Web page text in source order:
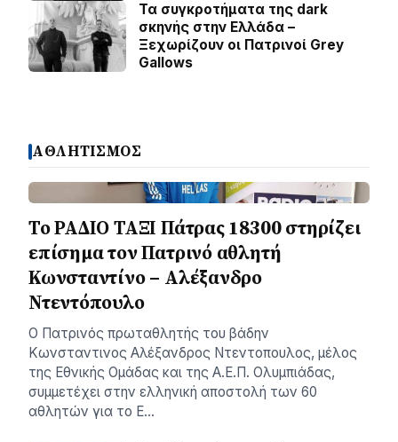
Τα συγκροτήματα της dark
σκηνής στην Ελλάδα –
Ξεχωρίζουν οι Πατρινοί Grey
Gallows
ΑΘΛΗΤΙΣΜΟΣ
Το ΡΑΔΙΟ ΤΑΞΙ Πάτρας 18300 στηρίζει
επίσημα τον Πατρινό αθλητή
Κωνσταντίνο – Αλέξανδρο
Ντεντόπουλο
Ο Πατρινός πρωταθλητής του βάδην
Κωνσταντινος Αλέξανδρος Ντεντοπουλος, μέλος
της Εθνικής Ομάδας και της Α.Ε.Π. Ολυμπιάδας,
συμμετέχει στην ελληνική αποστολή των 60
αθλητών για το Ε…